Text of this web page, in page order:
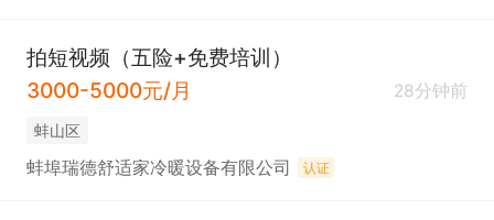
拍短视频（五险+免费培训）
3000-5000元/月
28分钟前
蚌山区
蚌埠瑞德舒适家冷暖设备有限公司 认证